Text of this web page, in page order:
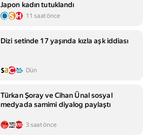
Japon kadın tutuklandı
11 saat önce
Dizi setinde 17 yaşında kızla aşk iddiası
Dün
Türkan Şoray ve Cihan Ünal sosyal
medyada samimi diyalog paylaştı
3 saat önce